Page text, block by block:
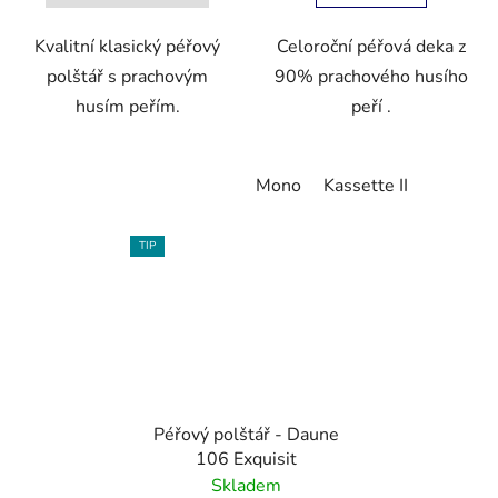
Kvalitní klasický péřový
polštář s prachovým
husím peřím.
Celoroční péřová deka z
90% prachového husího
peří .
Mono Kassette II
TIP
Péřový polštář - Daune
106 Exquisit
Skladem